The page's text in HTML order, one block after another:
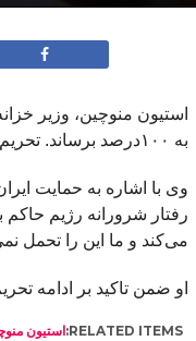
به ۱۰۰درصد برساند. تحریم‌های فعلی جواب داده است،
وی با اشاره به حمایت
رفتار شرورانه رژیم
می‌کند و ما این را تحمل
او ضمن تاکید بر ادامه
RELATED ITEMS: استیون